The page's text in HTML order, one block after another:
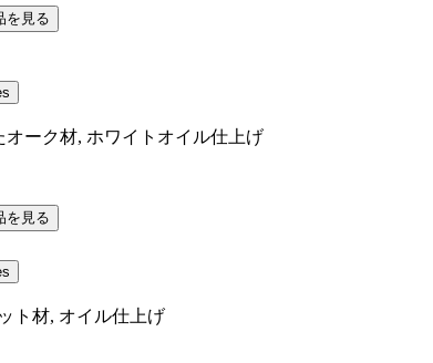
を見る
ーク材, ホワイトオイル仕上げ
を見る
ト材, オイル仕上げ